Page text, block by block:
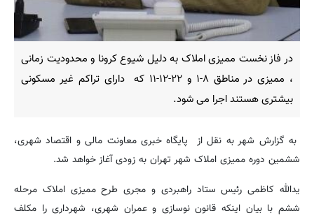
در فاز نخست ممیزی املاک به دلیل شیوع کرونا و محدودیت زمانی
، ممیزی در مناطق ۸-۱ و ۲۲-۱۲-۱۱ که دارای تراکم غیر مسکونی
بیشتری هستند اجرا می شود.
به گزارش شهر به نقل از پایگاه خبری معاونت مالی و اقتصاد شهری،
ششمین دوره ممیزی املاک شهر تهران به زودی آغاز خواهد شد.
یدالله کاظمی رئیس ستاد راهبردی و مجری طرح ممیزی املاک مرحله
ششم با بیان اینکه قانون نوسازی و عمران شهری، شهرداری را مکلف